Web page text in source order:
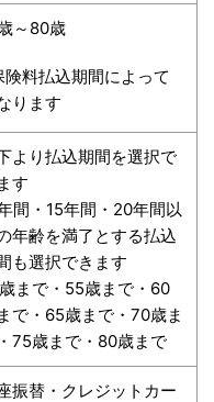
～80歳
険料払込期間によって
ります
より払込期間を選択で
す
間・15年間・20年間以
年齢を満了とする払込
も選択できます
まで・55歳まで・60
で・65歳まで・70歳ま
75歳まで・80歳まで
振替・クレジットカー